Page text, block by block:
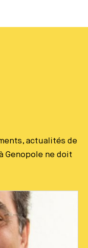
actualités de
Genopole ne doit